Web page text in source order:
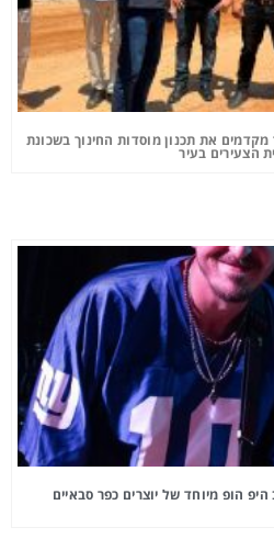
מקדמים את תכנון מוסדות החינוך בשכונת
הצעירים בעיר
הופ מיוחד של יוצרים כפר סבאיים